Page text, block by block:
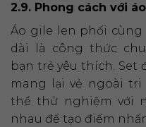
2.9. Phong cách với
Áo gile len phối cùng
dài là công thức
bạn trẻ yêu thích. Set
mang lại vẻ ngoài tri
thể thử nghiệm với
nhau để tạo điểm